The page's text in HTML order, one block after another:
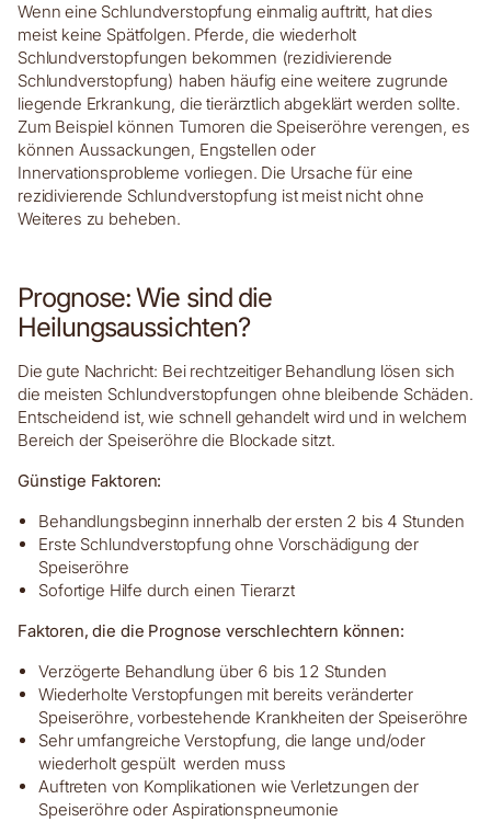
Wenn eine Schlundverstopfung einmalig auftritt, hat dies
meist keine Spätfolgen. Pferde, die wiederholt
Schlundverstopfungen bekommen (rezidivierende
Schlundverstopfung) haben häufig eine weitere zugrunde
liegende Erkrankung, die tierärztlich abgeklärt werden sollte.
Zum Beispiel können Tumoren die Speiseröhre verengen, es
können Aussackungen, Engstellen oder
Innervationsprobleme vorliegen. Die Ursache für eine
rezidivierende Schlundverstopfung ist meist nicht ohne
Weiteres zu beheben.
Prognose: Wie sind die
Heilungsaussichten?
Die gute Nachricht: Bei rechtzeitiger Behandlung lösen sich
die meisten Schlundverstopfungen ohne bleibende Schäden.
Entscheidend ist, wie schnell gehandelt wird und in welchem
Bereich der Speiseröhre die Blockade sitzt.
Günstige Faktoren:
Behandlungsbeginn innerhalb der ersten 2 bis 4 Stunden
Erste Schlundverstopfung ohne Vorschädigung der
Speiseröhre
Sofortige Hilfe durch einen Tierarzt
Faktoren, die die Prognose verschlechtern können:
Verzögerte Behandlung über 6 bis 12 Stunden
Wiederholte Verstopfungen mit bereits veränderter
Speiseröhre, vorbestehende Krankheiten der Speiseröhre
Sehr umfangreiche Verstopfung, die lange und/oder
wiederholt gespült werden muss
Auftreten von Komplikationen wie Verletzungen der
Speiseröhre oder Aspirationspneumonie